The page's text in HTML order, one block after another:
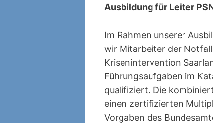
Ausbildung für Leiter
Im Rahmen unserer
wir Mitarbeiter der
Krisenintervention
Führungsaufgaben im
qualifiziert. Die
einen zertifizierten
Vorgaben des